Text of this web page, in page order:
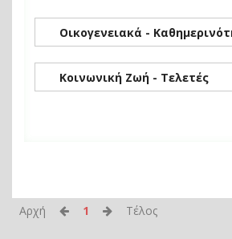
Οικογενειακά -
Κοινωνική Ζωή - Τελετές
Αρχή 1 Τέλος